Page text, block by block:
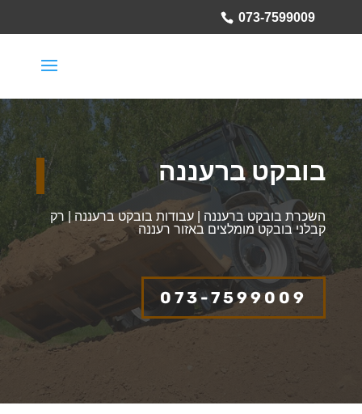
073-7599009
בובקט ברעננה
השכרת בובקט ברעננה | עבודות בובקט ברעננה | רק
קבלני בובקט מומלצים באזור רעננה
073-7599009